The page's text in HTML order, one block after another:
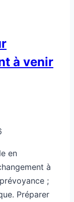
à venir
en
à
;
Préparer